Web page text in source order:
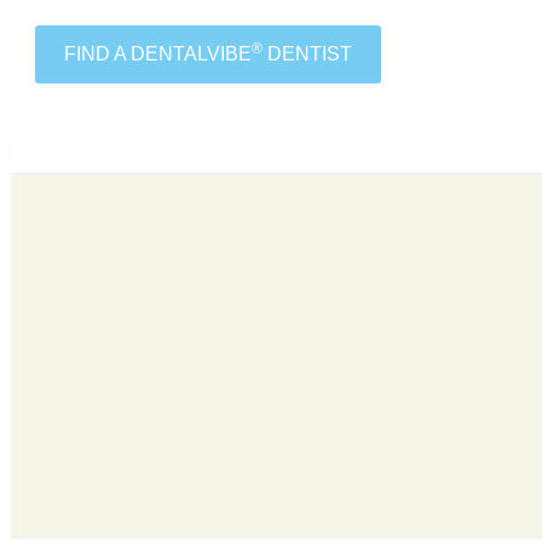
FIND A DENTALVIBE®DENTIST